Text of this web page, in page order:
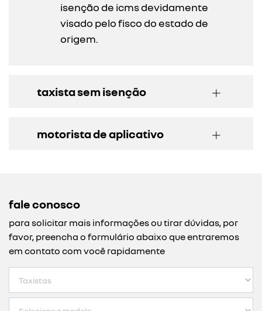
isenção de icms devidamente
visado pelo fisco do estado de
origem.
taxista sem isenção
motorista de aplicativo
fale conosco
para solicitar mais informações ou tirar dúvidas, por
favor, preencha o formulário abaixo que entraremos
em contato com você rapidamente